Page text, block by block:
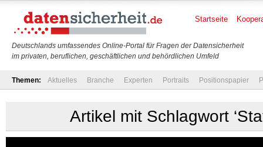
Deutschlands umfassendes Online-Portal für Fragen der Datensicherheit
im privaten, beruflichen, geschäftlichen und behördlichen Umfeld
Startseite
Themen: Aktuelles Branche Experten Portraits Positionspapier
Artikel mit Schlagwort